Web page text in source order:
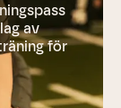
av
för